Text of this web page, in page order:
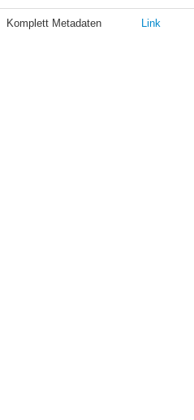
Komplett Metadaten Link